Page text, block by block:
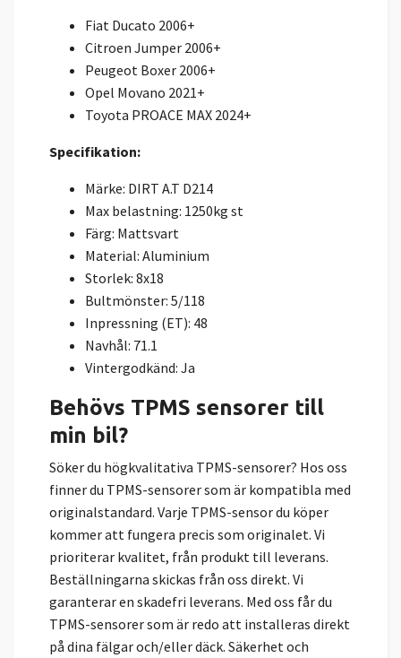
Fiat Ducato 2006+
Citroen Jumper 2006+
Peugeot Boxer 2006+
Opel Movano 2021+
Toyota PROACE MAX 2024+
Specifikation:
Märke: DIRT A.T D214
Max belastning: 1250kg st
Färg: Mattsvart
Material: Aluminium
Storlek: 8x18
Bultmönster: 5/118
Inpressning (ET): 48
Navhål: 71.1
Vintergodkänd: Ja
Behövs TPMS sensorer till
min bil?
Söker du högkvalitativa TPMS-sensorer? Hos oss
finner du TPMS-sensorer som är kompatibla med
originalstandard. Varje TPMS-sensor du köper
kommer att fungera precis som originalet. Vi
prioriterar kvalitet, från produkt till leverans.
Beställningarna skickas från oss direkt. Vi
garanterar en skadefri leverans. Med oss får du
TPMS-sensorer som är redo att installeras direkt
på dina fälgar och/eller däck. Säkerhet och